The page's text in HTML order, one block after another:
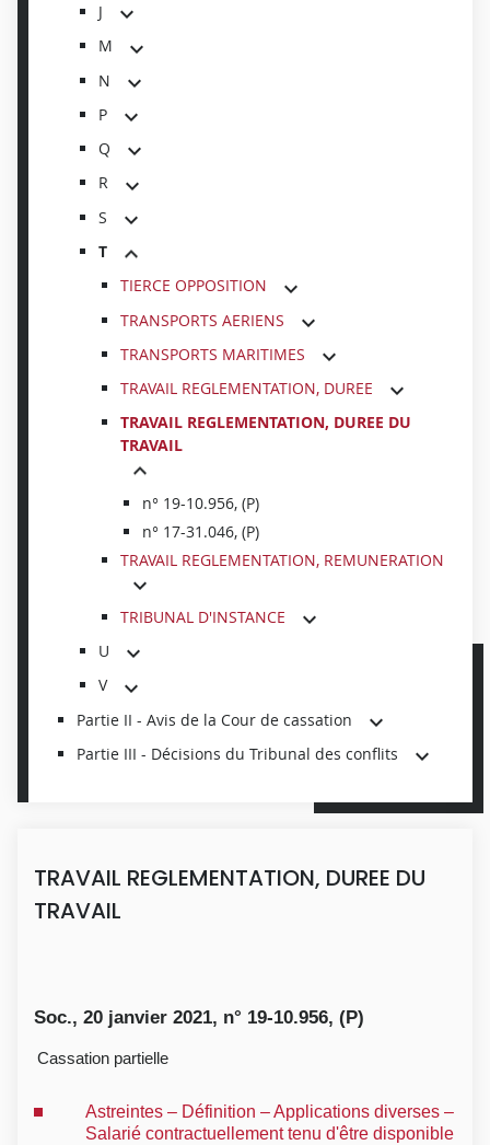
J
M
N
P
Q
R
S
T
TIERCE OPPOSITION
TRANSPORTS AERIENS
TRANSPORTS MARITIMES
TRAVAIL REGLEMENTATION, DUREE
TRAVAIL REGLEMENTATION, DUREE DU
TRAVAIL
n° 19-10.956, (P)
n° 17-31.046, (P)
TRAVAIL REGLEMENTATION, REMUNERATION
TRIBUNAL D'INSTANCE
U
V
Partie II - Avis de la Cour de cassation
Partie III - Décisions du Tribunal des conflits
TRAVAIL REGLEMENTATION, DUREE DU
TRAVAIL
Soc., 20 janvier 2021, n° 19-10.956, (P)
Cassation partielle
Astreintes – Définition – Applications diverses –
Salarié contractuellement tenu d'être disponible